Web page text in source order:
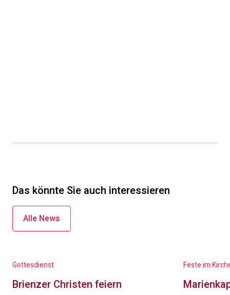
Das könnte Sie auch interessieren
Alle News
Gottesdienst
Brienzer Christen feiern
Feste im